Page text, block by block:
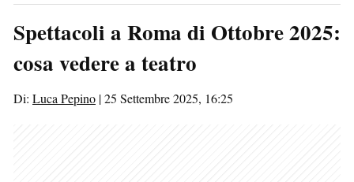
Spettacoli a Roma di Ottobre 2025:
cosa vedere a teatro
Di: Luca Pepino |25 Settembre 2025, 16:25